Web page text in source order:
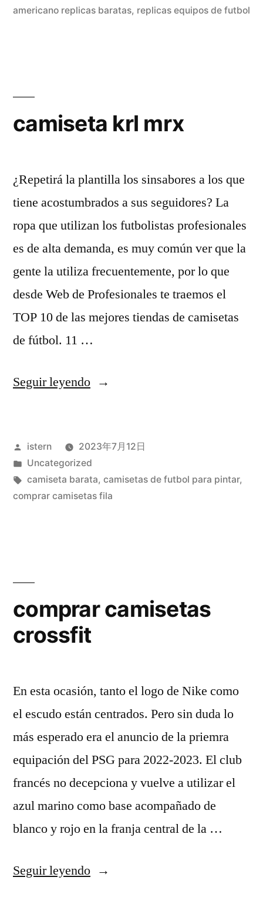
futbol
americano replicas baratas, replicas equipos de futbol
camiseta krl mrx
¿Repetirá la plantilla los sinsabores a los que
tiene acostumbrados a sus seguidores? La
ropa que utilizan los futbolistas profesionales
es de alta demanda, es muy común ver que la
gente la utiliza frecuentemente, por lo que
desde Web de Profesionales te traemos el
TOP 10 de las mejores tiendas de camisetas
de fútbol. 11 …
Seguir leyendo«camiseta
Publicado
por
istern
2023年7月12日
Publicado
en
Uncategorized
Etiquetas:
camiseta barata, camisetas de futbol para pintar,
comprar camisetas fila
comprar camisetas
crossfit
En esta ocasión, tanto el logo de Nike como
el escudo están centrados. Pero sin duda lo
más esperado era el anuncio de la priemra
equipación del PSG para 2022-2023. El club
francés no decepciona y vuelve a utilizar el
azul marino como base acompañado de
blanco y rojo en la franja central de la …
Seguir leyendo«comprar